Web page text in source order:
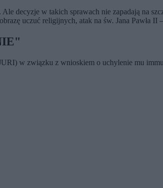
decyzje w takich sprawach nie zapadają na
uczuć religijnych, atak na św. Jana Pawła II –
w związku z wnioskiem o uchylenie mu